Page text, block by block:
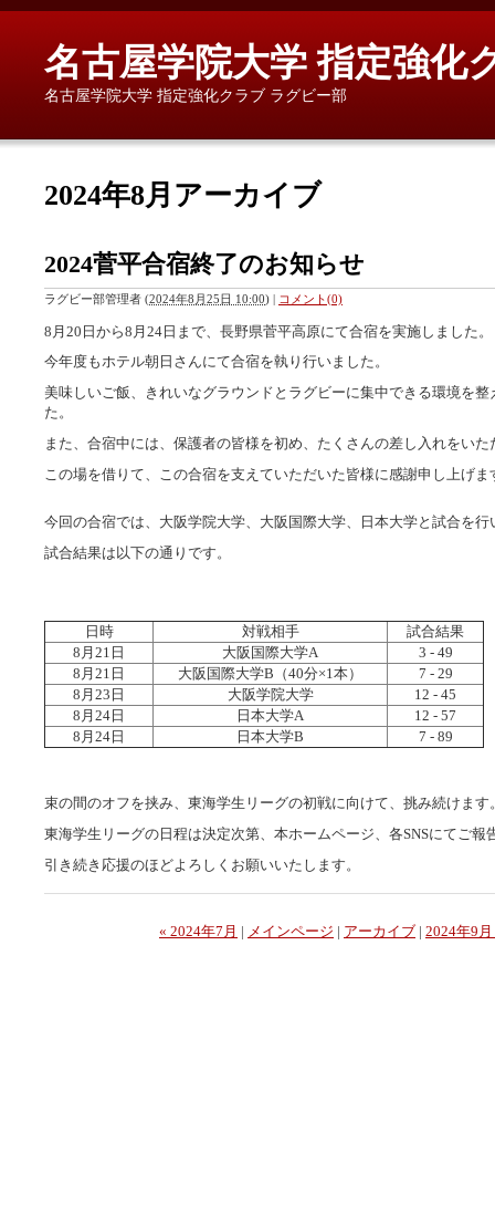
名古屋学院大学 指定強化
名古屋学院大学 指定強化クラブ ラグビー部
2024年8月アーカイブ
2024菅平合宿終了のお知らせ
ラグビー部管理者 (2024年8月25日 10:00) | コメント(0)
8月20日から8月24日まで、長野県菅平高原にて合宿を実施しました。
今年度もホテル朝日さんにて合宿を執り行いました。
美味しいご飯、きれいなグラウンドとラグビーに集中できる環境を整
た。
また、合宿中には、保護者の皆様を初め、たくさんの差し入れをいた
この場を借りて、この合宿を支えていただいた皆様に感謝申し上げま
今回の合宿では、大阪学院大学、大阪国際大学、日本大学と試合を行
試合結果は以下の通りです。
日時 対戦相手
試合結果
8月21日
大阪国際大学A
3 - 49
8月21日
大阪国際大学B（40分×1本）
7 - 29
8月23日
大阪学院大学
12 - 45
8月24日
日本大学A
12 - 57
8月24日
日本大学B 7 - 89
束の間のオフを挟み、東海学生リーグの初戦に向けて、挑み続けます
東海学生リーグの日程は決定次第、本ホームページ、各SNSにてご報
引き続き応援のほどよろしくお願いいたします。
« 2024年7月 | メインページ | アーカイブ | 2024年9月